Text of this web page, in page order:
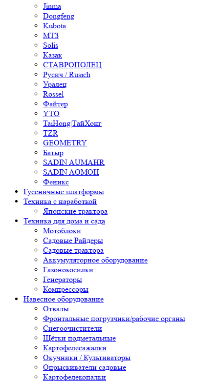
Jinma
Dongfeng
Kubota
МТЗ
Solis
Казак
СТАВРОПОЛЕЦ
Русич / Rusich
Уралец
Rossel
Файтер
YTO
TaiHong|ТайХонг
TZR
GEOMETRY
Батыр
SADIN AUMAHR
SADIN AOMOH
Феникс
Гусеничные платформы
Техника с наработкой
Японские трактора
Техника для дома и сада
Мотоблоки
Садовые Райдеры
Садовые трактора
Аккумуляторное оборудование
Газонокосилки
Генераторы
Компрессоры
Навесное оборудование
Отвалы
Фронтальные погрузчики/рабочие органы
Снегоочистители
Щётки подметальные
Картофелесажалки
Окучники / Культиваторы
Опрыскиватели садовые
Картофелекопалки